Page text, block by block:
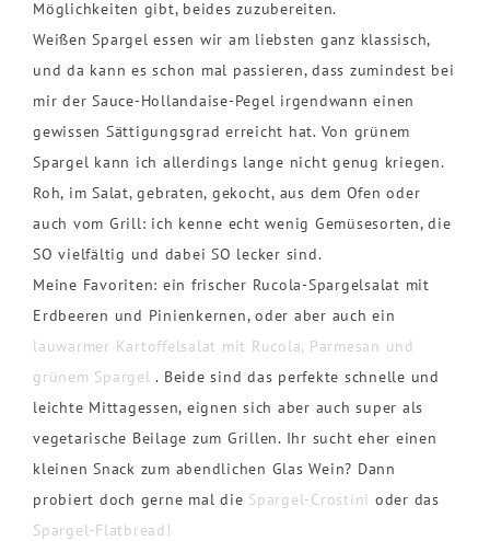
Möglichkeiten gibt, beides zuzubereiten.
Weißen Spargel essen wir am liebsten ganz klassisch,
und da kann es schon mal passieren, dass zumindest bei
mir der Sauce-Hollandaise-Pegel irgendwann einen
gewissen Sättigungsgrad erreicht hat. Von grünem
Spargel kann ich allerdings lange nicht genug kriegen.
Roh, im Salat, gebraten, gekocht, aus dem Ofen oder
auch vom Grill: ich kenne echt wenig Gemüsesorten, die
SO vielfältig und dabei SO lecker sind.
Meine Favoriten: ein frischer Rucola-Spargelsalat mit
Erdbeeren und Pinienkernen, oder aber auch ein
lauwarmer Kartoffelsalat mit Rucola, Parmesan und
grünem Spargel. Beide sind das perfekte schnelle und
leichte Mittagessen, eignen sich aber auch super als
vegetarische Beilage zum Grillen. Ihr sucht eher einen
kleinen Snack zum abendlichen Glas Wein? Dann
probiert doch gerne mal die Spargel-Crostini oder das
Spargel-Flatbread!